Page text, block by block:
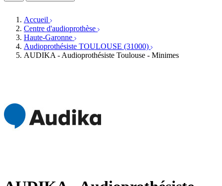
Écoles spécialisées
Fournisseurs
Associations
Services ORL
Orthophonistes
Formations et écoles
Organismes / Syndicats
Produits
Accueil
Centre d'audioprothèse
Haute-Garonne
Audioprothésiste TOULOUSE (31000)
AUDIKA - Audioprothésiste Toulouse - Minimes